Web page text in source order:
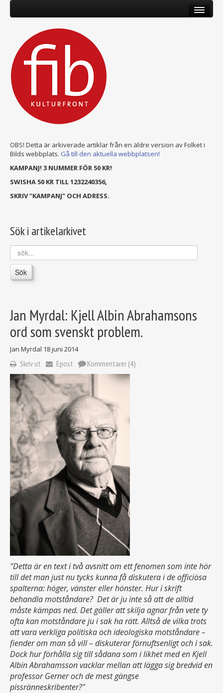
OBS! Detta är arkiverade artiklar från en äldre version av Folket i
Bilds webbplats. Gå till den aktuella webbplatsen!
KAMPANJ! 3 NUMMER FÖR 50 KR!
SWISHA 50 KR TILL 1232240356,
SKRIV "KAMPANJ" OCH ADRESS.
Sök i artikelarkivet
sök...
Sök
Jan Myrdal: Kjell Albin Abrahamsons
ord som svenskt problem.
Jan Myrdal 18 juni 2014
Skriv ut Epost Kommentarer (4)
"Detta är en text i två avsnitt om ett fenomen som inte hör
till det man just nu tycks kunna få diskutera i de officiösa
spalterna: höger, vänster eller hönster. Hur i skrift
behandla motståndare? Det är ju inte så att de alltid
måste kämpas ned. Det gäller att skilja agnar från vete ty
ofta kan motståndare ju i sak ha rätt. Alltså de vilka trots
att vara verkliga politiska och ideologiska motståndare –
fiender om man så vill – diskuterar förnuftsenligt och i sak.
Dock hur förhålla sig till sådana som i likhet med en Kjell
Albin Abrahamsson vacklar mellan att lägga sig bredvid en
professor Gerner och de mest gängse
pissränneskribenter?"